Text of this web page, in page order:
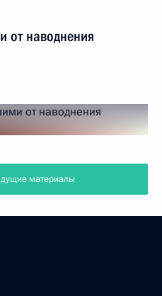
от наводнения
материалы